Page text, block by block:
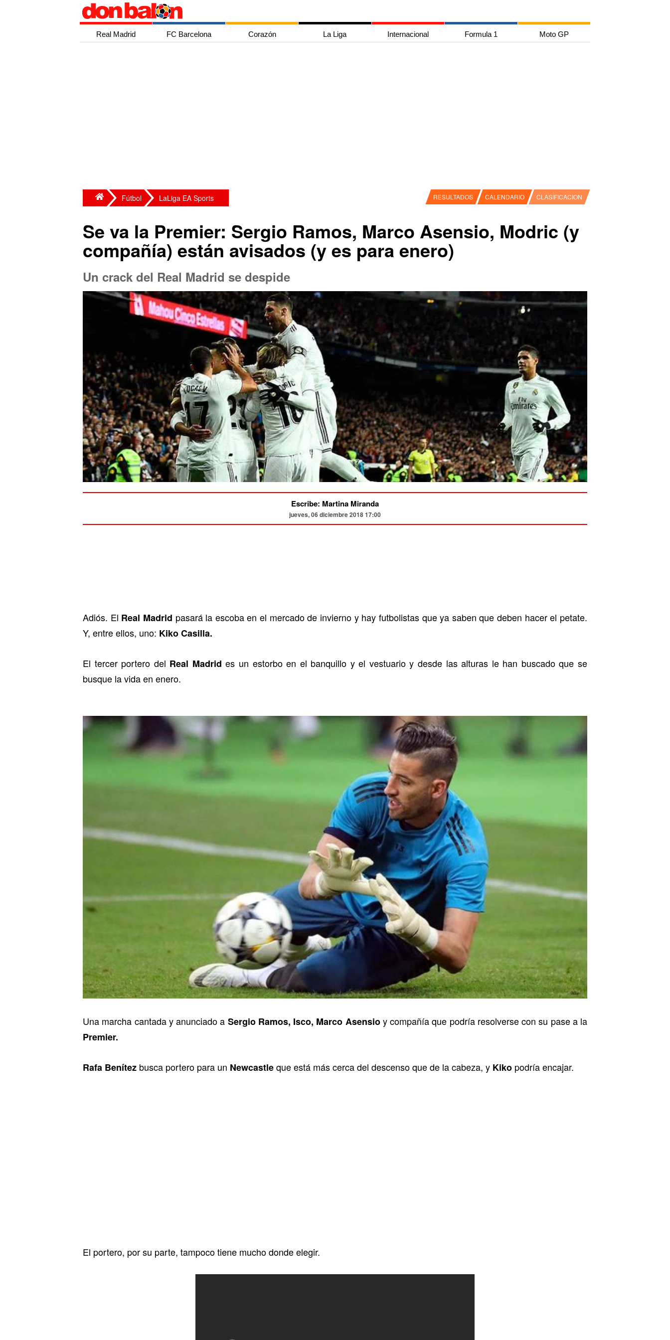
Real Madrid FC Barcelona Corazón La Liga Internacional Formula 1 Moto GP
Fútbol LaLiga EA Sports RESULTADOS CALENDARIO CLASIFICACION
Se va la Premier: Sergio Ramos, Marco Asensio, Modric (y
compañía) están avisados (y es para enero)
Un crack del Real Madrid se despide
Escribe: Martina Miranda
jueves, 06 diciembre 2018 17:00
Adiós. El Real Madrid pasará la escoba en el mercado de invierno y hay futbolistas que ya saben que deben hacer el petate.
Y, entre ellos, uno: Kiko Casilla.
El tercer portero del Real Madrid es un estorbo en el banquillo y el vestuario y desde las alturas le han buscado que se
busque la vida en enero.
Una marcha cantada y anunciado a Sergio Ramos, Isco, Marco Asensioy compañía que podría resolverse con su pase a la
Premier.
Rafa Benítez busca portero para un Newcastleque está más cerca del descenso que de la cabeza, y Kiko podría encajar.
El portero, por su parte, tampoco tiene mucho donde elegir.